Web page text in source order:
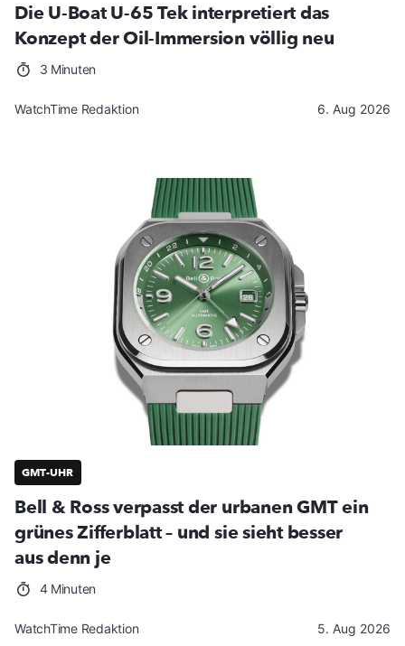
Die U-Boat U-65 Tek interpretiert das
Konzept der Oil-Immersion völlig neu
3 Minuten
WatchTime Redaktion 6. Aug 2026
GMT-UHR
Bell & Ross verpasst der urbanen GMT ein
grünes Zifferblatt – und sie sieht besser
aus denn je
4 Minuten
WatchTime Redaktion 5. Aug 2026